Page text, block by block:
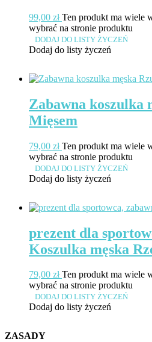
99,00 zł Ten produkt ma wiele
wybrać na stronie produktu
DODAJ DO LISTY ŻYCZEŃ
Dodaj do listy życzeń
Zabawna koszulka
Mięsem
79,00 zł Ten produkt ma wiele
wybrać na stronie produktu
DODAJ DO LISTY ŻYCZEŃ
Dodaj do listy życzeń
prezent dla
Koszulka męska
79,00 zł Ten produkt ma wiele
wybrać na stronie produktu
DODAJ DO LISTY ŻYCZEŃ
Dodaj do listy życzeń
ZASADY